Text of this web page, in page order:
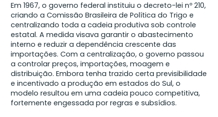
Em 1967, o governo federal instituiu o decreto-lei nº 210,
criando a Comissão Brasileira de Política do Trigo e
centralizando toda a cadeia produtiva sob controle
estatal. A medida visava garantir o abastecimento
interno e reduzir a dependência crescente das
importações. Com a centralização, o governo passou
a controlar preços, importações, moagem e
distribuição. Embora tenha trazido certa previsibilidade
e incentivado a produção em estados do Sul, o
modelo resultou em uma cadeia pouco competitiva,
fortemente engessada por regras e subsídios.